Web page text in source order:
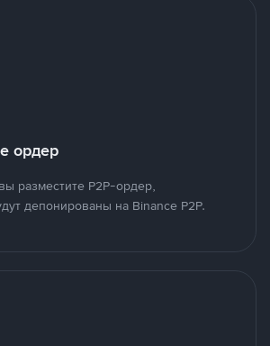
ордер
разместите P2P-ордер,
депонированы на Binance P2P.